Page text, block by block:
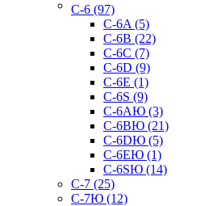
C-6 (97)
C-6A (5)
C-6B (22)
C-6C (7)
C-6D (9)
C-6E (1)
C-6S (9)
C-6AЮ (3)
C-6BЮ (21)
C-6DЮ (5)
C-6EЮ (1)
C-6SЮ (14)
C-7 (25)
C-7Ю (12)